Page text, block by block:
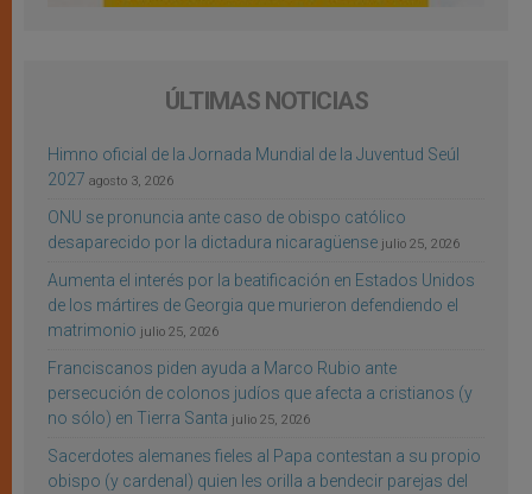
ÚLTIMAS NOTICIAS
Himno oficial de la Jornada Mundial de la Juventud Seúl
2027 agosto 3, 2026
ONU se pronuncia ante caso de obispo católico
desaparecido por la dictadura nicaragüense julio 25, 2026
Aumenta el interés por la beatificación en Estados Unidos
de los mártires de Georgia que murieron defendiendo el
matrimonio julio 25, 2026
Franciscanos piden ayuda a Marco Rubio ante
persecución de colonos judíos que afecta a cristianos (y
no sólo) en Tierra Santa julio 25, 2026
Sacerdotes alemanes fieles al Papa contestan a su propio
obispo (y cardenal) quien les orilla a bendecir parejas del